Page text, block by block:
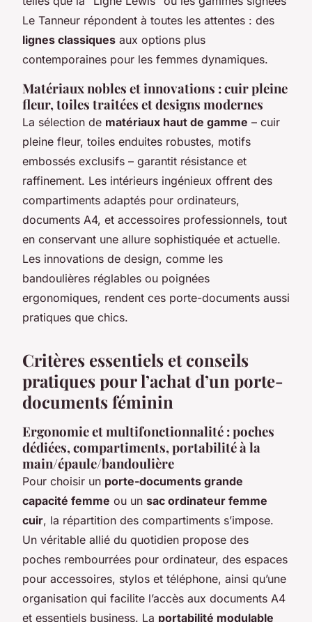
Le Tanneur répondent à toutes les attentes : des
lignes classiques aux options plus
contemporaines pour les femmes dynamiques.
Matériaux nobles et innovations : cuir pleine
fleur, toiles traitées et designs modernes
La sélection de matériaux haut de gamme – cuir
pleine fleur, toiles enduites robustes, motifs
embossés exclusifs – garantit résistance et
raffinement. Les intérieurs ingénieux offrent des
compartiments adaptés pour ordinateurs,
documents A4, et accessoires professionnels, tout
en conservant une allure sophistiquée et actuelle.
Les innovations de design, comme les
bandoulières réglables ou poignées
ergonomiques, rendent ces porte-documents aussi
pratiques que chics.
Critères essentiels et conseils
pratiques pour l’achat d’un porte-
documents féminin
Ergonomie et multifonctionnalité : poches
dédiées, compartiments, portabilité à la
main/épaule/bandoulière
Pour choisir un porte-documents grande
capacité femme ou un sac ordinateur femme
cuir, la répartition des compartiments s’impose.
Un véritable allié du quotidien propose des
poches rembourrées pour ordinateur, des espaces
pour accessoires, stylos et téléphone, ainsi qu’une
organisation qui facilite l’accès aux documents A4
et essentiels business. La portabilité modulable